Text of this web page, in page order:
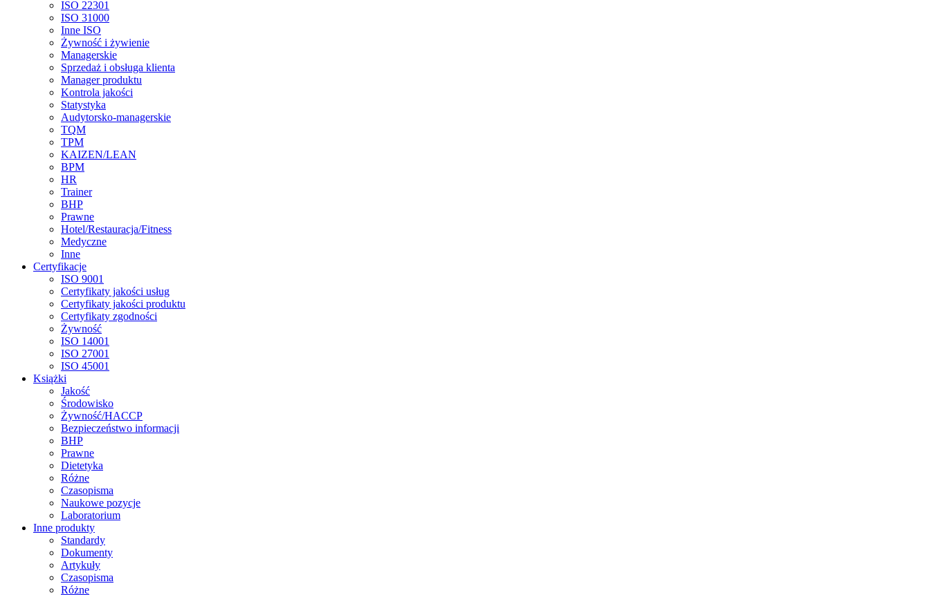
ISO 22301
ISO 31000
Inne ISO
Żywność i żywienie
Managerskie
Sprzedaż i obsługa klienta
Manager produktu
Kontrola jakości
Statystyka
Audytorsko-managerskie
TQM
TPM
KAIZEN/LEAN
BPM
HR
Trainer
BHP
Prawne
Hotel/Restauracja/Fitness
Medyczne
Inne
Certyfikacje
ISO 9001
Certyfikaty jakości usług
Certyfikaty jakości produktu
Certyfikaty zgodności
Żywność
ISO 14001
ISO 27001
ISO 45001
Książki
Jakość
Środowisko
Żywność/HACCP
Bezpieczeństwo informacji
BHP
Prawne
Dietetyka
Różne
Czasopisma
Naukowe pozycje
Laboratorium
Inne produkty
Standardy
Dokumenty
Artykuły
Czasopisma
Różne